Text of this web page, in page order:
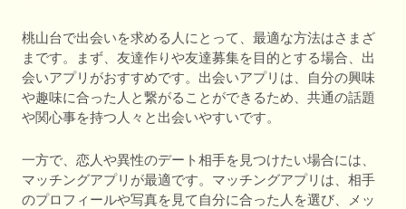
桃山台で出会いを求める人にとって、最適な方法はさまざ
まです。まず、友達作りや友達募集を目的とする場合、出
会いアプリがおすすめです。出会いアプリは、自分の興味
や趣味に合った人と繋がることができるため、共通の話題
や関心事を持つ人々と出会いやすいです。
一方で、恋人や異性のデート相手を見つけたい場合には、
マッチングアプリが最適です。マッチングアプリは、相手
のプロフィールや写真を見て自分に合った人を選び、メッ